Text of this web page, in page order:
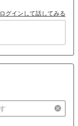
ログインして話してみる